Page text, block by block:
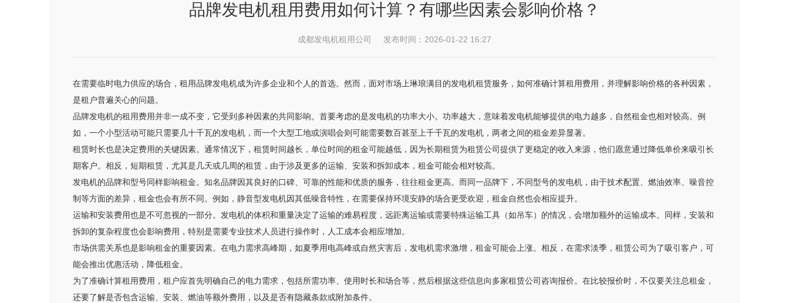
品牌发电机租用费用如何计算？有哪些因素会影响价格？
成都发电机租用公司 发布时间：2026-01-22 16:27
在需要临时电力供应的场合，租用品牌发电机成为许多企业和个人的首选。然而，面对市场上琳琅满目的发电机租赁服务，如何准确计算租用费用，并理解影响价格的各种因素，
是租户普遍关心的问题。
品牌发电机的租用费用并非一成不变，它受到多种因素的共同影响。首要考虑的是发电机的功率大小。功率越大，意味着发电机能够提供的电力越多，自然租金也相对较高。例
如，一个小型活动可能只需要几十千瓦的发电机，而一个大型工地或演唱会则可能需要数百甚至上千千瓦的发电机，两者之间的租金差异显著。
租赁时长也是决定费用的关键因素。通常情况下，租赁时间越长，单位时间的租金可能越低，因为长期租赁为租赁公司提供了更稳定的收入来源，他们愿意通过降低单价来吸引长
期客户。相反，短期租赁，尤其是几天或几周的租赁，由于涉及更多的运输、安装和拆卸成本，租金可能会相对较高。
发电机的品牌和型号同样影响租金。知名品牌因其良好的口碑、可靠的性能和优质的服务，往往租金更高。而同一品牌下，不同型号的发电机，由于技术配置、燃油效率、噪音控
制等方面的差异，租金也会有所不同。例如，静音型发电机因其低噪音特性，在需要保持环境安静的场合更受欢迎，租金自然也会相应提升。
运输和安装费用也是不可忽视的一部分。发电机的体积和重量决定了运输的难易程度，远距离运输或需要特殊运输工具（如吊车）的情况，会增加额外的运输成本。同样，安装和
拆卸的复杂程度也会影响费用，特别是需要专业技术人员进行操作时，人工成本会相应增加。
市场供需关系也是影响租金的重要因素。在电力需求高峰期，如夏季用电高峰或自然灾害后，发电机需求激增，租金可能会上涨。相反，在需求淡季，租赁公司为了吸引客户，可
能会推出优惠活动，降低租金。
为了准确计算租用费用，租户应首先明确自己的电力需求，包括所需功率、使用时长和场合等，然后根据这些信息向多家租赁公司咨询报价。在比较报价时，不仅要关注总租金，
还要了解是否包含运输、安装、燃油等额外费用，以及是否有隐藏条款或附加条件。